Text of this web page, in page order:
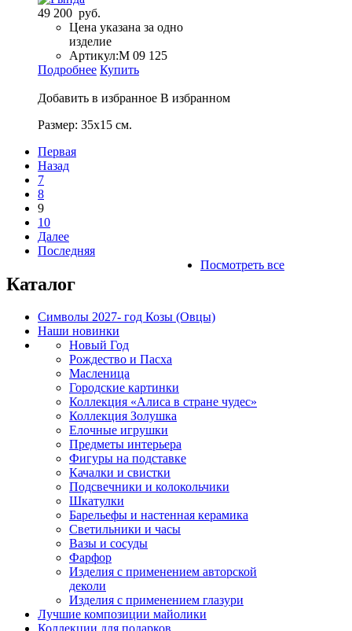
49 200 руб.
Цена указана за одно
изделие
Артикул:M 09 125
Подробнее Купить
Добавить в избранное В избранном
Размер: 35х15 см.
Первая
Назад
7
8
9
10
Далее
Последняя
Посмотреть все
Каталог
Символы 2027- год Козы (Овцы)
Наши новинки
Новый Год
Рождество и Пасха
Масленица
Городские картинки
Коллекция «Алиса в стране чудес»
Коллекция Золушка
Елочные игрушки
Предметы интерьера
Фигуры на подставке
Качалки и свистки
Подсвечники и колокольчики
Шкатулки
Барельефы и настенная керамика
Светильники и часы
Вазы и сосуды
Фарфор
Изделия с применением авторской
деколи
Изделия с применением глазури
Лучшие композиции майолики